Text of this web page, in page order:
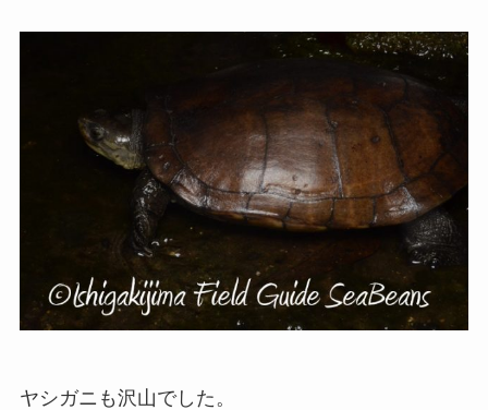
ヤシガニも沢山でした。